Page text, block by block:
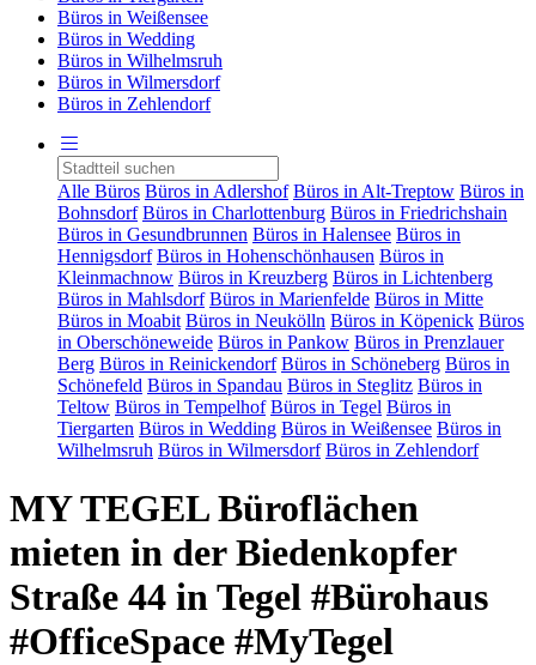
Büros in Weißensee
Büros in Wedding
Büros in Wilhelmsruh
Büros in Wilmersdorf
Büros in Zehlendorf
Alle Büros Büros in Adlershof Büros in Alt-Treptow Büros in
Bohnsdorf Büros in Charlottenburg Büros in Friedrichshain
Büros in Gesundbrunnen Büros in Halensee Büros in
Hennigsdorf Büros in Hohenschönhausen Büros in
Kleinmachnow Büros in Kreuzberg Büros in Lichtenberg
Büros in Mahlsdorf Büros in Marienfelde Büros in Mitte
Büros in Moabit Büros in Neukölln Büros in Köpenick Büros
in Oberschöneweide Büros in Pankow Büros in Prenzlauer
Berg Büros in Reinickendorf Büros in Schöneberg Büros in
Schönefeld Büros in Spandau Büros in Steglitz Büros in
Teltow Büros in Tempelhof Büros in Tegel Büros in
Tiergarten Büros in Wedding Büros in Weißensee Büros in
Wilhelmsruh Büros in Wilmersdorf Büros in Zehlendorf
MY TEGEL Büroflächen
mieten in der Biedenkopfer
Straße 44 in Tegel #Bürohaus
#OfficeSpace #MyTegel